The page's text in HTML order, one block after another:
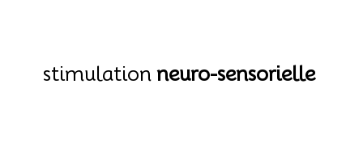
stimulation neuro-sensorielle